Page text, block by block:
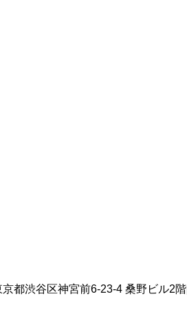
京都渋谷区神宮前6-23-4 桑野ビル2階